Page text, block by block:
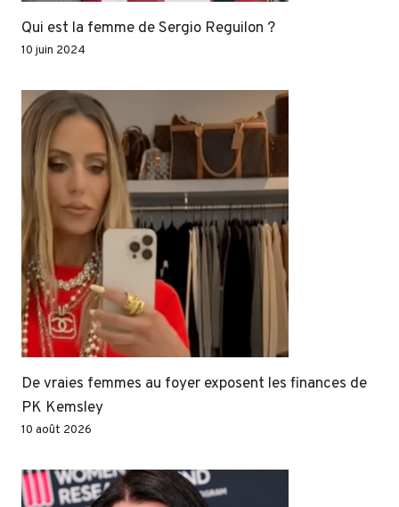
Qui est la femme de Sergio Reguilon ?
10 juin 2024
De vraies femmes au foyer exposent les finances de
PK Kemsley
10 août 2026